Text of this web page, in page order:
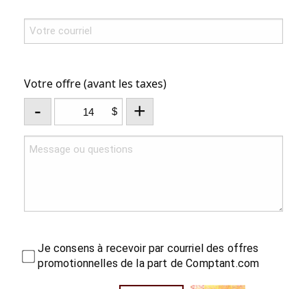
Votre offre (avant les taxes)
- $ +
Je consens à recevoir par courriel des offres
promotionnelles de la part de Comptant.com